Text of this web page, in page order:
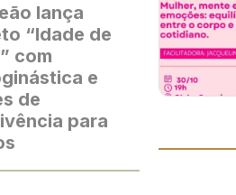
lança
“Idade de
com
e
de
para